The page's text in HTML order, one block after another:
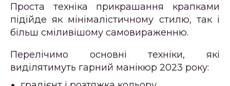
Проста техніка прикрашання крапками
підійде як мінімалістичному стилю, так і
більш сміливішому самовираженню.
Перелічимо основні техніки, які
виділятимуть гарний манікюр 2023 року: